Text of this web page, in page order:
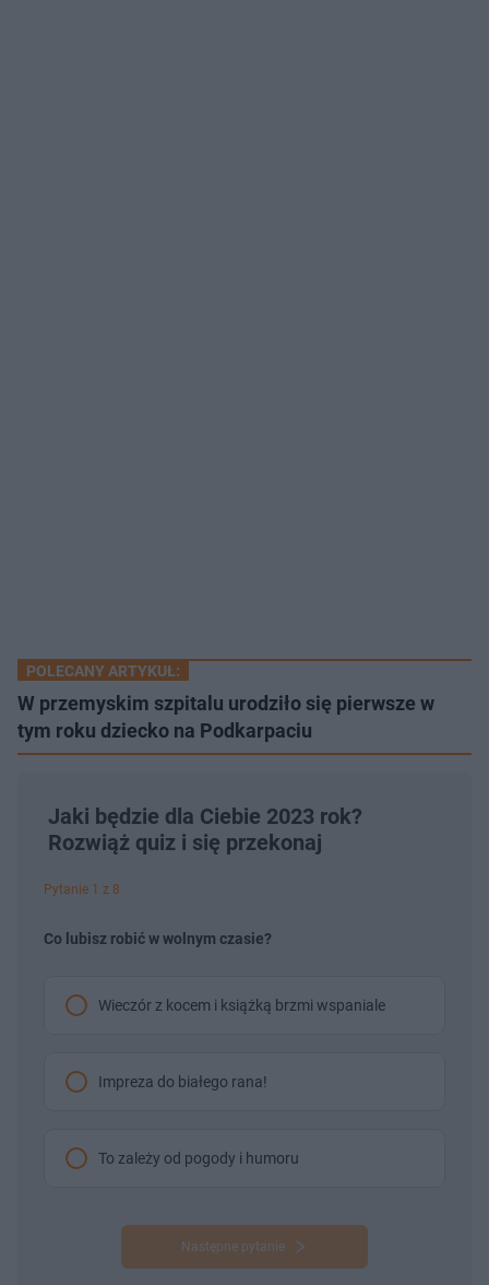
POLECANY ARTYKUŁ:
W przemyskim szpitalu urodziło się pierwsze w
tym roku dziecko na Podkarpaciu
Jaki będzie dla Ciebie 2023 rok?
Rozwiąż quiz i się przekonaj
Pytanie 1 z 8
Co lubisz robić w wolnym czasie?
Wieczór z kocem i książką brzmi wspaniale
Impreza do białego rana!
To zależy od pogody i humoru
Następne pytanie